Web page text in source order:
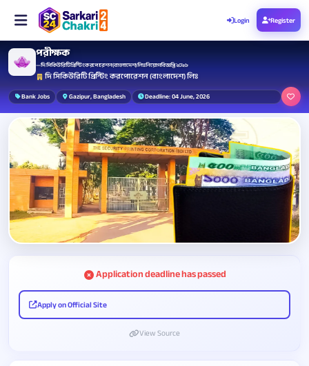
Login Register
পরীক্ষক
— দি সিকিউরিটি প্রিন্টিং করপোরেশন (বাংলাদেশ) লিঃ নিয়োগ বিজ্ঞপ্তি ২০২৬
দি সিকিউরিটি প্রিন্টিং করপোরেশন (বাংলাদেশ) লিঃ
Bank Jobs Gazipur, Bangladesh Deadline: 04 June, 2026
Application deadline has passed
Apply on Official Site
View Source